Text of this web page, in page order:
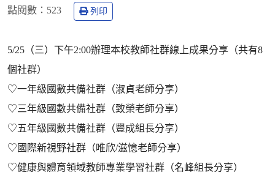
點閱數： 523 列印
5/25（三）下午2:00辦理本校教師社群線上成果分享（共有8
個社群）
♡一年級國數共備社群（淑貞老師分享）
♡三年級國數共備社群（致榮老師分享）
♡五年級國數共備社群（豐成組長分享）
♡國際新視野社群（唯欣/滋憶老師分享）
♡健康與體育領域教師專業學習社群（名峰組長分享）